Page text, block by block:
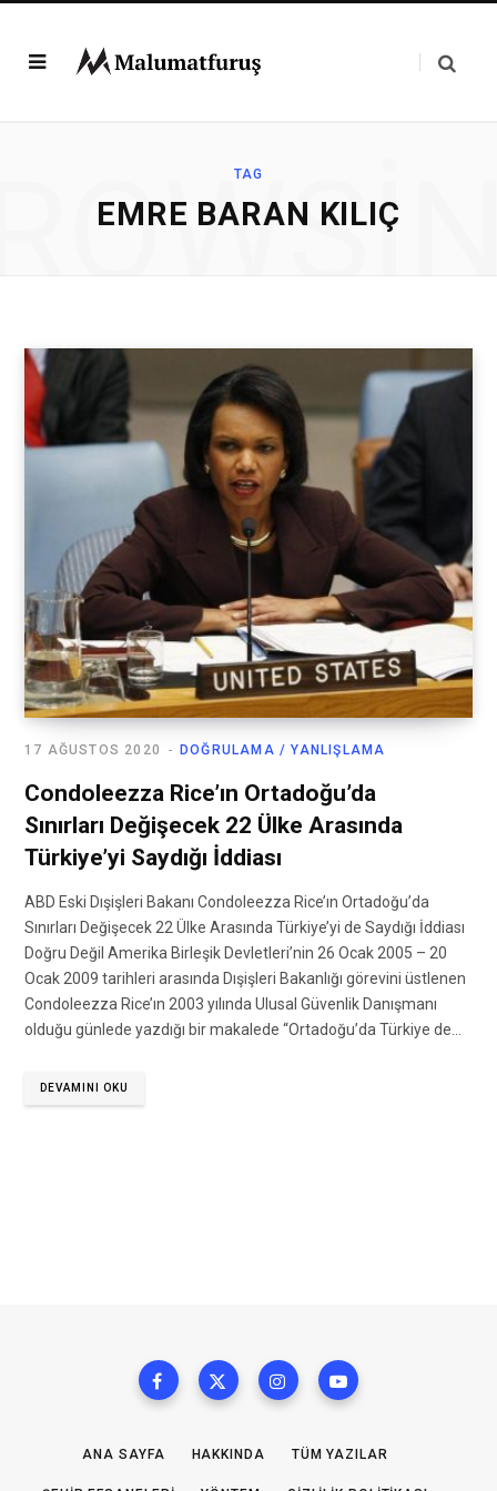
TAG
EMRE BARAN KILIÇ
DOĞRULAMA / YANLIŞLAMA
17 AĞUSTOS 2020
Condoleezza Rice’ın Ortadoğu’da
Sınırları Değişecek 22 Ülke Arasında
Türkiye’yi Saydığı İddiası
ABD Eski Dışişleri Bakanı Condoleezza Rice’ın Ortadoğu’da
Sınırları Değişecek 22 Ülke Arasında Türkiye’yi de Saydığı İddiası
Doğru Değil Amerika Birleşik Devletleri’nin 26 Ocak 2005 – 20
Ocak 2009 tarihleri arasında Dışişleri Bakanlığı görevini üstlenen
Condoleezza Rice’ın 2003 yılında Ulusal Güvenlik Danışmanı
olduğu günlede yazdığı bir makalede “Ortadoğu’da Türkiye de…
DEVAMINI OKU
ANA SAYFA HAKKINDA TÜM YAZILAR